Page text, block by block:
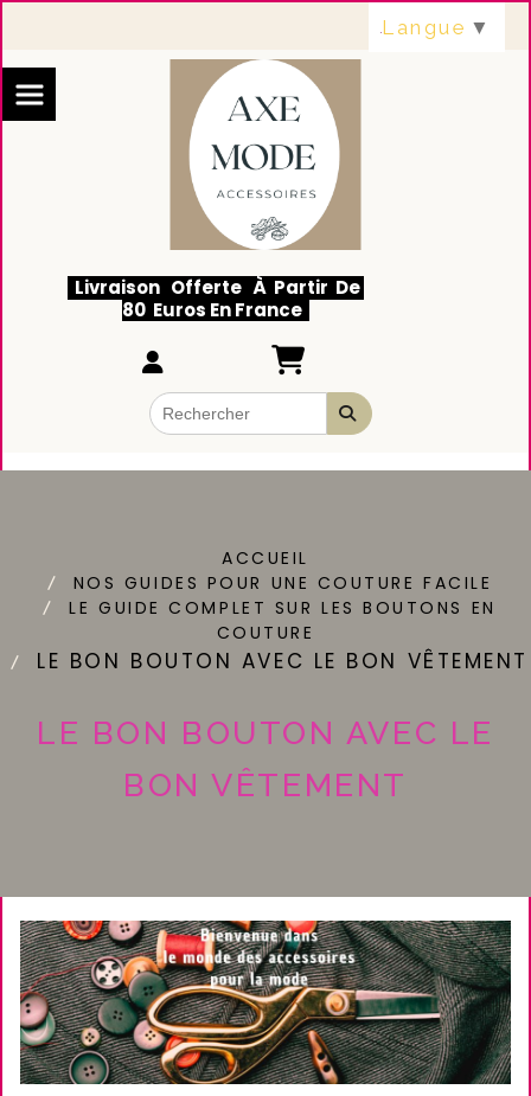
Livraison Offerte À Partir De
80 Euros En France
ACCUEIL
NOS GUIDES POUR UNE COUTURE FACILE
LE GUIDE COMPLET SUR LES BOUTONS EN
COUTURE
LE BON BOUTON AVEC LE BON VÊTEMENT
LE BON BOUTON AVEC LE
BON VÊTEMENT
Langue ▼
Panneau de gestion des cookies